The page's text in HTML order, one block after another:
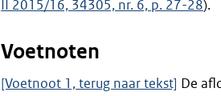
II 2015/16, 34305, nr. 6, p. 27-28).
Voetnoten
[Voetnoot 1, terug naar tekst] De